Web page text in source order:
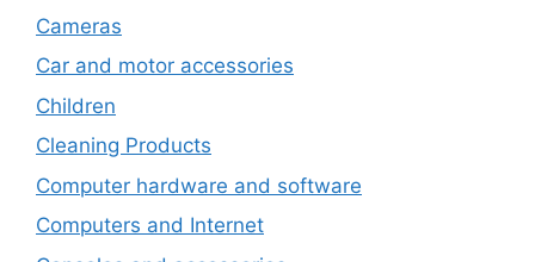
Cameras
Car and motor accessories
Children
Cleaning Products
Computer hardware and software
Computers and Internet